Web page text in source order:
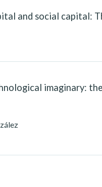
and social capital:
imaginary: